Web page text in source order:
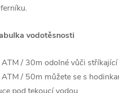
vodotěsnosti
/ 30m odolné vůči stříkající
/ 50m můžete se s